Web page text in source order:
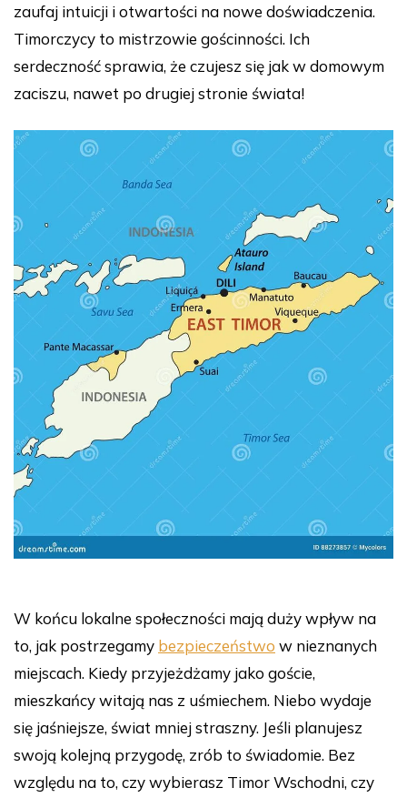
zaufaj intuicji i otwartości na nowe doświadczenia.
Timorczycy to mistrzowie gościnności. Ich
serdeczność sprawia, że czujesz się jak w domowym
zaciszu, nawet po drugiej stronie świata!
W końcu lokalne społeczności mają duży wpływ na
to, jak postrzegamy bezpieczeństwo w nieznanych
miejscach. Kiedy przyjeżdżamy jako goście,
mieszkańcy witają nas z uśmiechem. Niebo wydaje
się jaśniejsze, świat mniej straszny. Jeśli planujesz
swoją kolejną przygodę, zrób to świadomie. Bez
względu na to, czy wybierasz Timor Wschodni, czy